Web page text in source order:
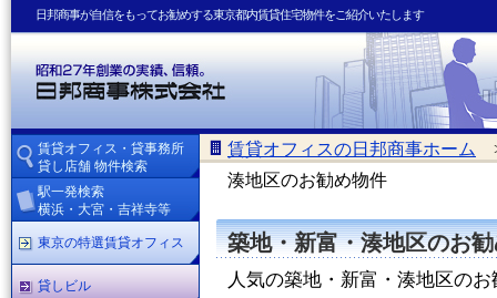
日邦商事が自信をもってお勧めする東京都内賃貸住宅物件をご紹介いたします
賃貸オフィスの日邦商事ホーム
湊地区のお勧め物件
築地・新富・湊地区のお
人気の築地・新富・湊地区の
賃貸オフィス・貸事務所
貸し店舗 物件検索
駅一発検索
横浜・大宮・吉祥寺等
東京の特選賃貸オフィス
貸しビル